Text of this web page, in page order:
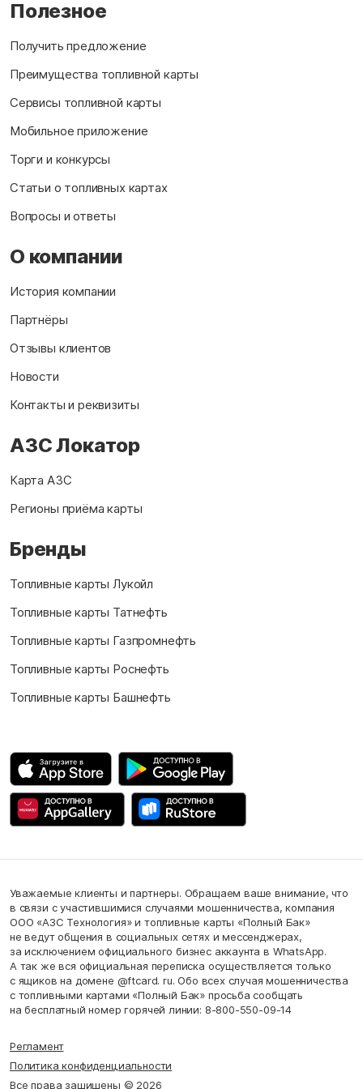
Полезное
Получить предложение
Преимущества топливной карты
Сервисы топливной карты
Мобильное приложение
Торги и конкурсы
Статьи о топливных картах
Вопросы и ответы
О компании
История компании
Партнёры
Отзывы клиентов
Новости
Контакты и реквизиты
АЗС Локатор
Карта АЗС
Регионы приёма карты
Бренды
Топливные карты Лукойл
Топливные карты Татнефть
Топливные карты Газпромнефть
Топливные карты Роснефть
Топливные карты Башнефть
Уважаемые клиенты и партнеры. Обращаем ваше внимание, что
в связи с участившимися случаями мошенничества, компания
ООО «АЗС Технология» и топливные карты «Полный Бак»
не ведут общения в социальных сетях и мессенджерах,
за исключением официального бизнес аккаунта в WhatsApp.
А так же вся официальная переписка осуществляется только
с ящиков на домене @ftcard. ru. Обо всех случая мошенничества
с топливными картами «Полный Бак» просьба сообщать
на бесплатный номер горячей линии: 8-800-550-09-14
Все права защищены © 2026
Регламент
Политика конфиденциальности